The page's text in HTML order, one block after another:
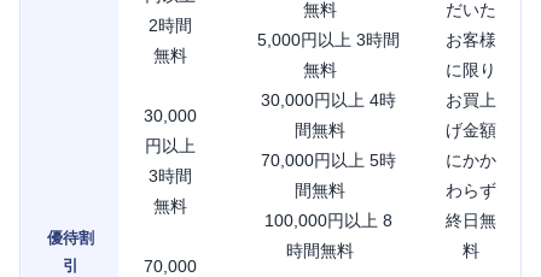
優待割
引
2時間
無料
30,000
円以上
3時間
無料
70,000
無料
5,000円以上 3時間
無料
30,000円以上 4時
間無料
70,000円以上 5時
間無料
100,000円以上 8
時間無料
だいた
お客様
に限り
お買上
げ金額
にかか
わらず
終日無
料